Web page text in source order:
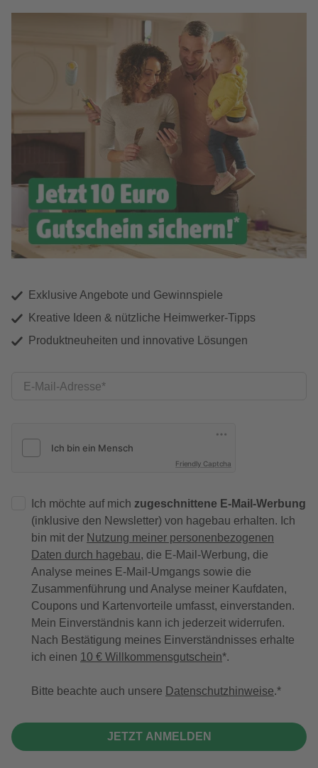
Exklusive Angebote und Gewinnspiele
Kreative Ideen & nützliche Heimwerker-Tipps
Produktneuheiten und innovative Lösungen
E-Mail-Adresse
Friendly Captcha
Ich möchte auf mich zugeschnittene E-Mail-Werbung
(inklusive den Newsletter) von hagebau erhalten. Ich
bin mit der Nutzung meiner personenbezogenen
Daten durch hagebau, die E-Mail-Werbung, die
Analyse meines E-Mail-Umgangs sowie die
Zusammenführung und Analyse meiner Kaufdaten,
Coupons und Kartenvorteile umfasst, einverstanden.
Mein Einverständnis kann ich jederzeit widerrufen.
Nach Bestätigung meines Einverständnisses erhalte
ich einen 10 € Willkommensgutschein*.
Bitte beachte auch unsere Datenschutzhinweise.
JETZT ANMELDEN